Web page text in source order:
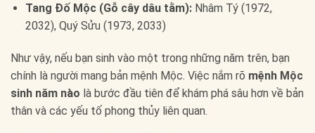
Tang Đố Mộc (Gỗ cây dâu tằm):Nhâm Tý (1972,
2032), Quý Sửu (1973, 2033)
Như vậy, nếu bạn sinh vào một trong những năm trên, bạn
chính là người mang bản mệnh Mộc. Việc nắm rõ mệnh Mộc
sinh năm nào là bước đầu tiên để khám phá sâu hơn về bản
thân và các yếu tố phong thủy liên quan.